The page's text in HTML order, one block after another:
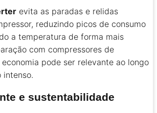
evita as paradas e relidas
reduzindo picos de consumo
a temperatura de forma mais
com compressores de
pode ser relevante ao longo
intenso.
e sustentabilidade